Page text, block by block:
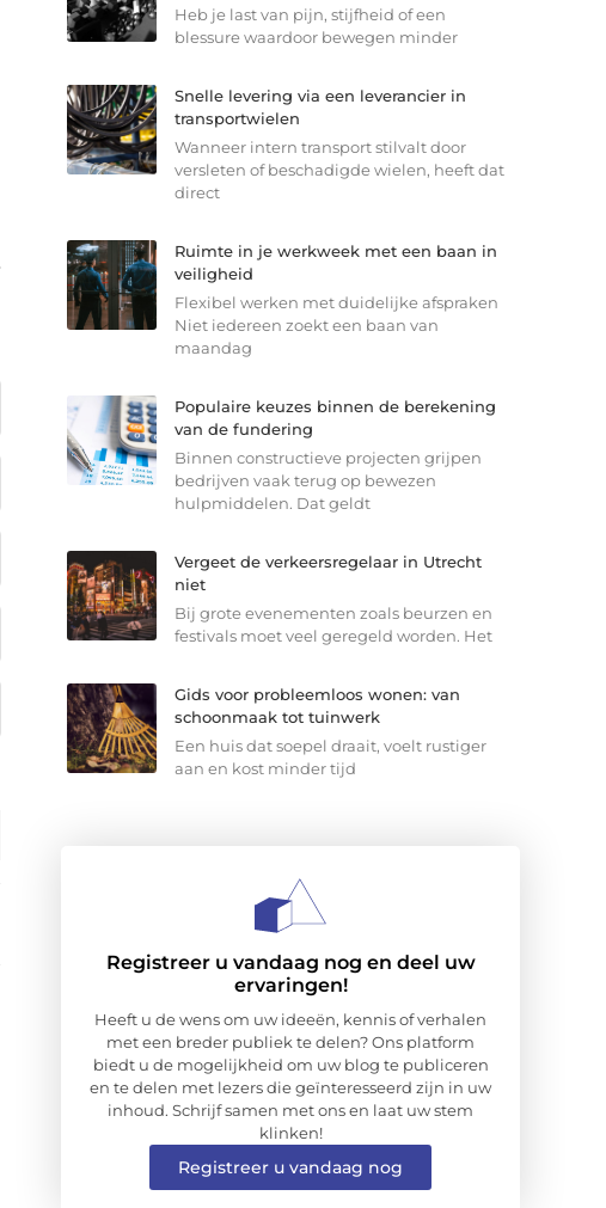
Heb je last van pijn, stijfheid of een
blessure waardoor bewegen minder
Snelle levering via een leverancier in
transportwielen
Wanneer intern transport stilvalt door
versleten of beschadigde wielen, heeft dat
direct
Ruimte in je werkweek met een baan in
veiligheid
Flexibel werken met duidelijke afspraken
Niet iedereen zoekt een baan van
maandag
Populaire keuzes binnen de berekening
van de fundering
Binnen constructieve projecten grijpen
bedrijven vaak terug op bewezen
hulpmiddelen. Dat geldt
Vergeet de verkeersregelaar in Utrecht
niet
Bij grote evenementen zoals beurzen en
festivals moet veel geregeld worden. Het
Gids voor probleemloos wonen: van
schoonmaak tot tuinwerk
Een huis dat soepel draait, voelt rustiger
aan en kost minder tijd
Registreer u vandaag nog en deel uw
ervaringen!
Heeft u de wens om uw ideeën, kennis of verhalen
met een breder publiek te delen? Ons platform
biedt u de mogelijkheid om uw blog te publiceren
en te delen met lezers die geïnteresseerd zijn in uw
inhoud. Schrijf samen met ons en laat uw stem
klinken!
Registreer u vandaag nog